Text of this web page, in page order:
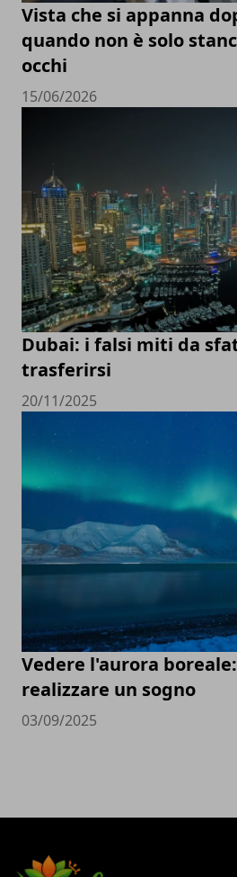
Vista che si appanna
quando non è solo
occhi
15/06/2026
Dubai: i falsi miti da
trasferirsi
20/11/2025
Vedere l'aurora
realizzare un sogno
03/09/2025